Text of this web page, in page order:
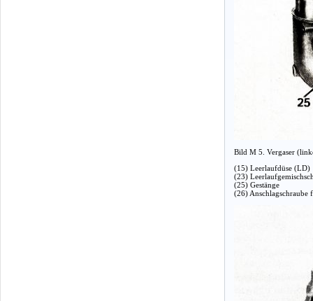
Bild M 5. Vergaser
(15) Leerlaufdüse (LD)
(23)
(25) Gestänge
(26) Anschlagschraube